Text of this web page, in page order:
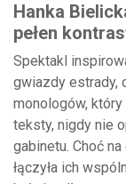
Hanka
pełen
Spektakl
gwiazdy estrady,
monologów,
teksty, nigdy nie
gabinetu. Choć
łączyła ich